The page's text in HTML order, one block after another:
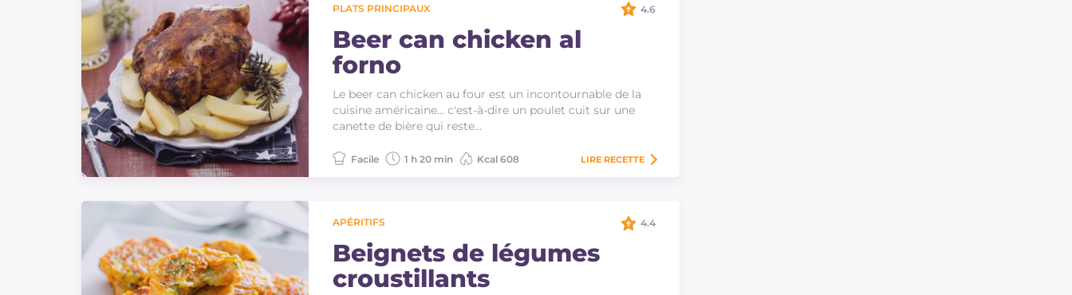
PLATS PRINCIPAUX
Beer can chicken al
forno
Le beer can chicken au four est un incontournable de la
cuisine américaine... c'est-à-dire un poulet cuit sur une
canette de bière qui reste…
4.6
Facile 1 h 20 min Kcal 608 LIRE RECETTE
APÉRITIFS
Beignets de légumes
croustillants
4.4